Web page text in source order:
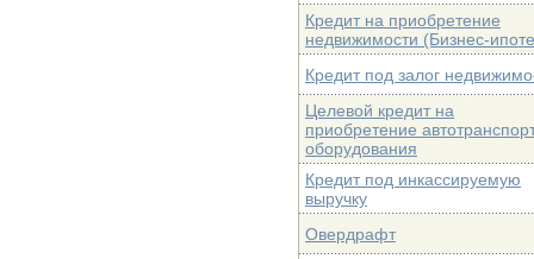
Кредит на приобретение
недвижимости (Бизнес-
Кредит под залог
Целевой кредит на
приобретение
оборудования
Кредит под инкассируемую
выручку
Овердрафт